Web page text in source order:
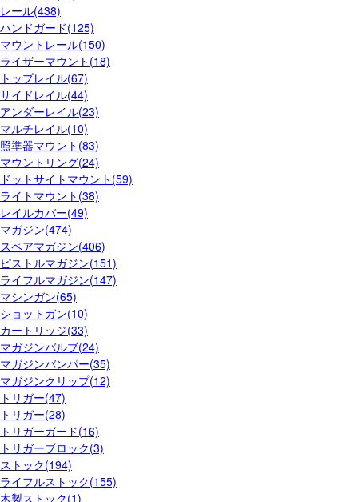
レール(438)
ハンドガード(125)
マウントレール(150)
ライザーマウント(18)
トップレイル(67)
サイドレイル(44)
アンダーレイル(23)
マルチレイル(10)
照準器マウント(83)
マウントリング(24)
ドットサイトマウント(59)
ライトマウント(38)
レイルカバー(49)
マガジン(474)
スペアマガジン(406)
ピストルマガジン(151)
ライフルマガジン(147)
マシンガン(65)
ショットガン(10)
カートリッジ(33)
マガジンバルブ(24)
マガジンバンパー(35)
マガジンクリップ(12)
トリガー(47)
トリガー(28)
トリガーガード(16)
トリガーブロック(3)
ストック(194)
ライフルストック(155)
木製ストック(1)